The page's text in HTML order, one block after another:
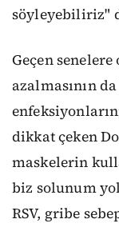
söyleyebiliriz"
Geçen
azalmasının
dikkat çeken
maskelerin
biz solunum
RSV, gribe